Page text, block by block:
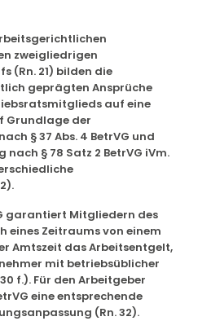
zweigliedrigen
(Rn. 21) bilden die
geprägten Ansprüche
auf eine
Grundlage der
§ 37 Abs. 4 BetrVG und
§ 78 Satz 2 BetrVG iVm.
garantiert Mitgliedern des
eines Zeitraums von einem
Amtszeit das Arbeitsentgelt,
mit betriebsüblicher
f.). Für den Arbeitgeber
eine entsprechende
(Rn. 32).